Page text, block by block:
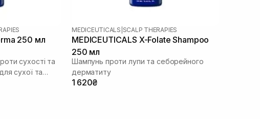
250 мл
сухості та
сухої та
MEDICEUTICALS SCALP THERAPIES
MEDICEUTICALS X-Folate Shampoo
250 мл
Шампунь проти лупи та себорейного
дерматиту
1 620₴